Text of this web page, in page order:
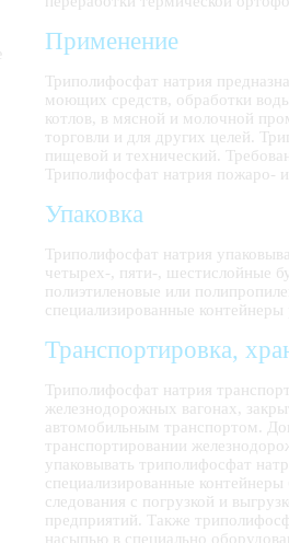
Применение
Триполифосфат натрия
моющих средств, обработки
котлов, в мясной и молочной
торговли и для других целей.
пищевой и технический.
Триполифосфат натрия пожаро-
Упаковка
Триполифосфат натрия
четырех-, пяти-, шестислойные
полиэтиленовые или
специализированные контейнеры
Транспортировка,
Триполифосфат натрия
железнодорожных вагонах,
автомобильным транспортом.
транспортировании
упаковывать триполифосфат
специализированные контейнеры
следования с погрузкой и
предприятий. Также
насыпью в специально